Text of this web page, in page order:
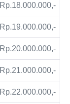
Rp.18.000.000,-
Rp.19.000.000,-
Rp.20.000.000,-
Rp.21.000.000,-
Rp.22.000.000,-